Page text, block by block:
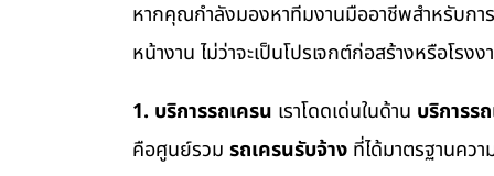
หากคุณกำลังมองหาทีมงานมืออาชีพสำหรับกา
หน้างาน ไม่ว่าจะเป็นโปรเจกต์ก่อสร้างหรือโร
1. บริการรถเครน เราโดดเด่นในด้าน บริการร
คือศูนย์รวม รถเครนรับจ้าง ที่ได้มาตรฐานคว